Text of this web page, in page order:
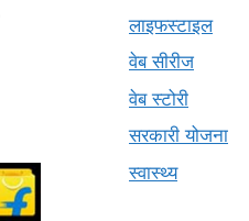
लाइफस्टाइल
वेब सीरीज
वेब स्टोरी
सरकारी योजना
स्वास्थ्य